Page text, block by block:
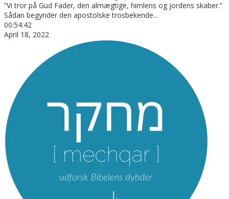
”Vi tror på Gud Fader, den almægtige, himlens og jordens skaber.”
Sådan begynder den apostolske trosbekende...
00:54:42
April 18, 2022